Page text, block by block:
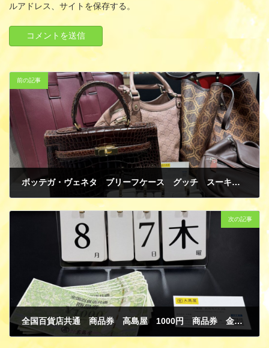
ルアドレス、サイトを保存する。
前の記事
ボッテガ・ヴェネタ ブリーフケース グッチ スーキーバッグ その他バッグ 数点 買取
次の記事
全国百貨店共通 商品券 高島屋 1000円 商品券 金券 買取
8月 8, 2025